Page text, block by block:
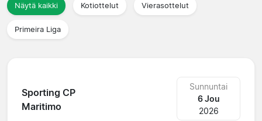
Näytä kaikki Kotiottelut Vierasottelut
Primeira Liga
Sporting CP
Maritimo
Sunnuntai
6 Jou
2026